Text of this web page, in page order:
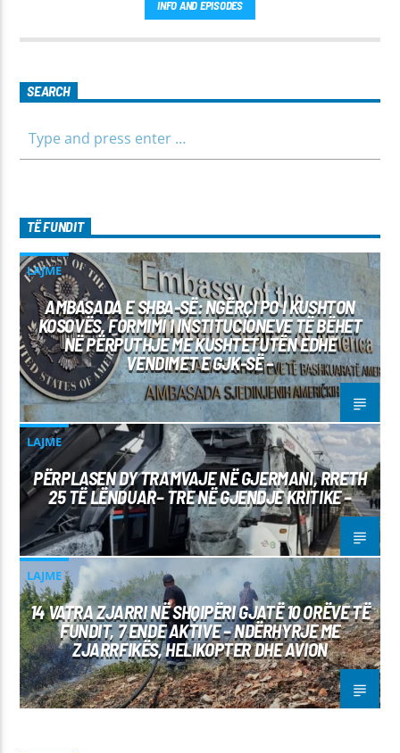
INFO AND EPISODES
SEARCH
TË FUNDIT
LAJME
AMBASADA E SHBA-SË: NGËRÇI PO I KUSHTON
KOSOVËS, FORMIMI I INSTITUCIONEVE TË BËHET
NË PËRPUTHJE ME KUSHTETUTËN EDHE
VENDIMET E GJK-SË –
LAJME
PËRPLASEN DY TRAMVAJE NË GJERMANI, RRETH
25 TË LËNDUAR– TRE NË GJENDJE KRITIKE –
LAJME
14 VATRA ZJARRI NË SHQIPËRI GJATË 10 ORËVE TË
FUNDIT, 7 ENDE AKTIVE – NDËRHYRJE ME
ZJARRFIKËS, HELIKOPTER DHE AVION